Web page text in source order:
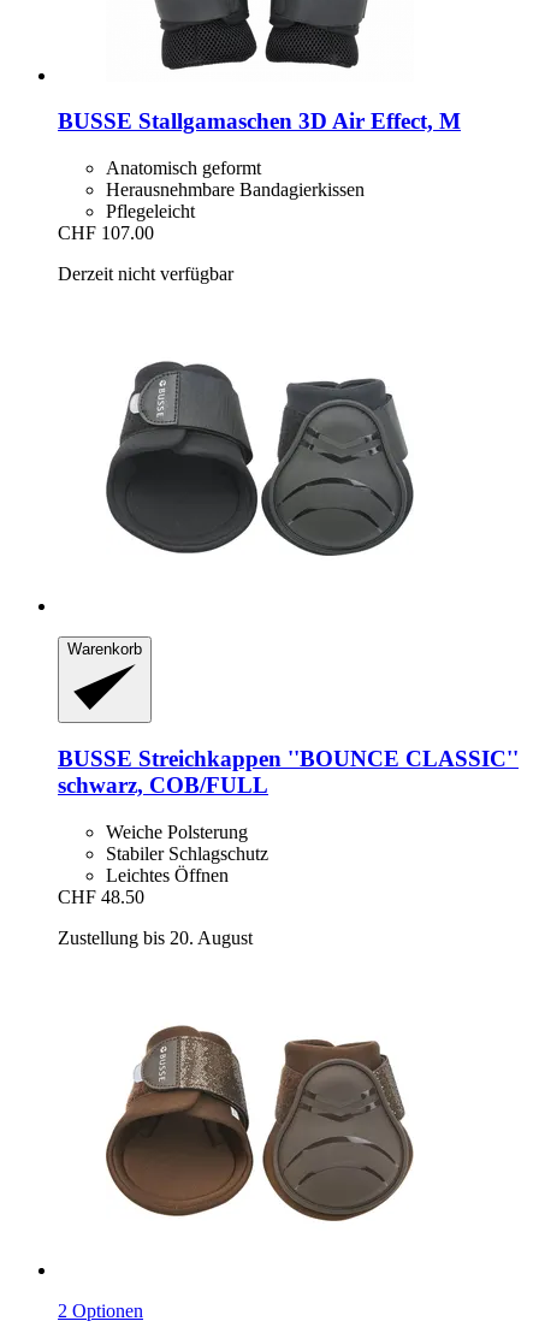
BUSSE Stallgamaschen 3D Air Effect, M
Anatomisch geformt
Herausnehmbare Bandagierkissen
Pflegeleicht
CHF 107.00
Derzeit nicht verfügbar
Warenkorb
BUSSE Streichkappen ''BOUNCE CLASSIC''
schwarz, COB/FULL
Weiche Polsterung
Stabiler Schlagschutz
Leichtes Öffnen
CHF 48.50
Zustellung bis 20. August
2 Optionen